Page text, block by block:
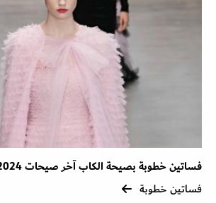
فساتين خطوبة بصيحة الكاب آخر صيحات 2024 من أسابيع الموضة
فساتين خطوبة